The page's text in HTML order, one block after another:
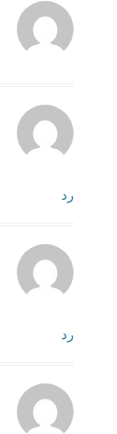
رد
رد